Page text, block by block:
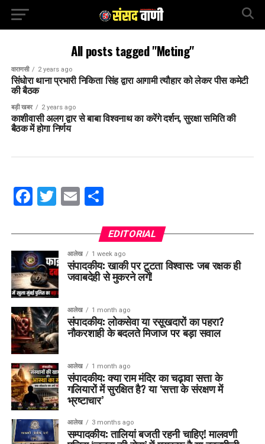
All posts tagged "Meting"
वाराणसी 2 years ago
सिंधोरा थाना प्रभारी निकिता सिंह द्वारा आगामी त्यौहार को लेकर पीस कमेटी
की बैठक
बड़ी खबर 2 years ago
काशीवासी अलग द्वार से बाबा विश्वनाथ का करेंगे दर्शन, सुरक्षा समिति की
बैठक में होगा निर्णय
Facebook
Twitter
EmailShare
EDITORIAL
आलेख 1 week ago
संपादकीय: खाकी पर टूटता विश्वास: जब रक्षक ही
जवाबदेही से मुकरने लगें!
आलेख 1 month ago
संपादकीय: लोकसेवा या रसूखदारों का पहरा?
नौकरशाही के बदलते मिजाज पर बड़ा सवाल
आलेख 1 month ago
संपादकीय: क्या राम मंदिर का चढ़ावा सत्ता के
गलियारों में सुरक्षित है? या ‘सत्ता के संरक्षण में
भ्रष्टाचार’
आलेख 3 months ago
सम्पादकीय: तालियां बजती रहनी चाहिए! मालवणी